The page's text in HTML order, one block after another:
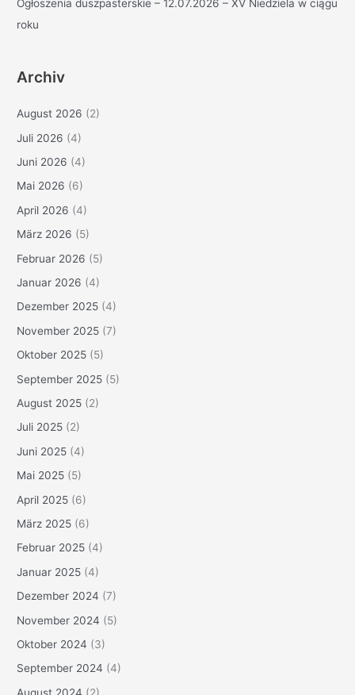
Ogłoszenia duszpasterskie – 12.07.2026 – XV Niedziela w ciągu
roku
Archiv
August 2026 (2)
Juli 2026 (4)
Juni 2026 (4)
Mai 2026 (6)
April 2026 (4)
März 2026 (5)
Februar 2026 (5)
Januar 2026 (4)
Dezember 2025 (4)
November 2025 (7)
Oktober 2025 (5)
September 2025 (5)
August 2025 (2)
Juli 2025 (2)
Juni 2025 (4)
Mai 2025 (5)
April 2025 (6)
März 2025 (6)
Februar 2025 (4)
Januar 2025 (4)
Dezember 2024 (7)
November 2024 (5)
Oktober 2024 (3)
September 2024 (4)